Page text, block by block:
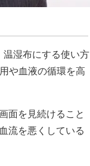
湿布にする使い方
や血液の循環を高
面を見続けること
流を悪くしている